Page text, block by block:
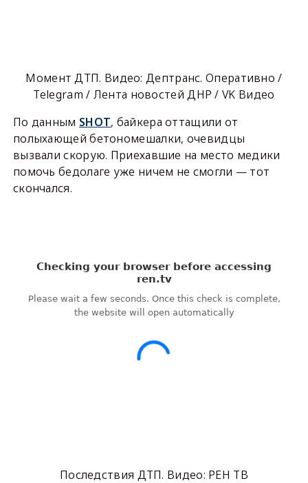
Момент ДТП. Видео: Дептранс. Оперативно /
Telegram / Лента новостей ДНР / VK Видео
По данным SHOT, байкера оттащили от
полыхающей бетономешалки, очевидцы
вызвали скорую. Приехавшие на место медики
помочь бедолаге уже ничем не смогли — тот
скончался.
Последствия ДТП. Видео: РЕН ТВ